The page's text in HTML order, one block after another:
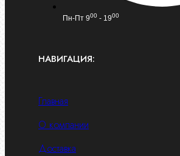
Пн-Пт 900 - 1900
НАВИГАЦИЯ:
Главная
О компании
Доставка